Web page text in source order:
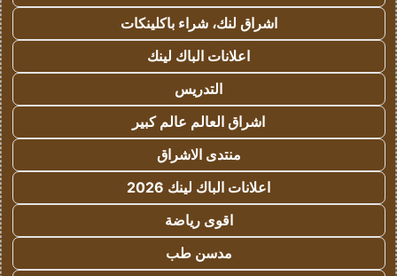
اشراق لنك، شراء باكلينكات
اعلانات الباك لينك
التدريس
اشراق العالم عالم كبير
منتدى الاشراق
اعلانات الباك لينك 2026
اقوى رياضة
مدسن طب